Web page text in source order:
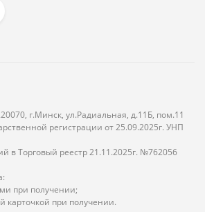
г.Минск, ул.Радиальная, д.11Б, пом.11
регистрации от 25.09.2025г. УНП
в Торговый реестр 21.11.2025г. №762056
при получении;
карточкой при получении.